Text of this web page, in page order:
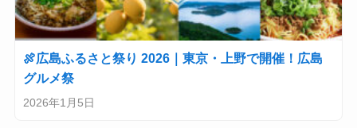
🍖広島ふるさと祭り 2026｜東京・上野で開催！広島
グルメ祭
2026年1月5日